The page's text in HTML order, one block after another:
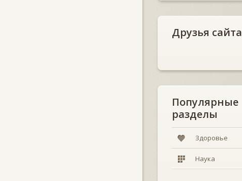
Друзья сайта
Популярные
разделы
Здоровье
Наука